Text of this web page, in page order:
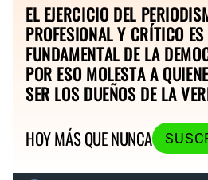
EL EJERCICIO DEL
PROFESIONAL Y CRÍTICO
FUNDAMENTAL DE LA
POR ESO MOLESTA A
SER LOS DUEÑOS DE LA
HOY MÁS QUE NUNCA